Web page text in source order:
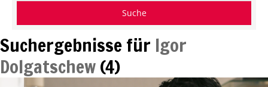
Suchergebnisse für Igor
Dolgatschew(4)
Suche